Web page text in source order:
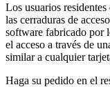
Los usuarios
las cerraduras de
software fabricado por
el acceso a través de
similar a cualquier
Haga su pedido en el